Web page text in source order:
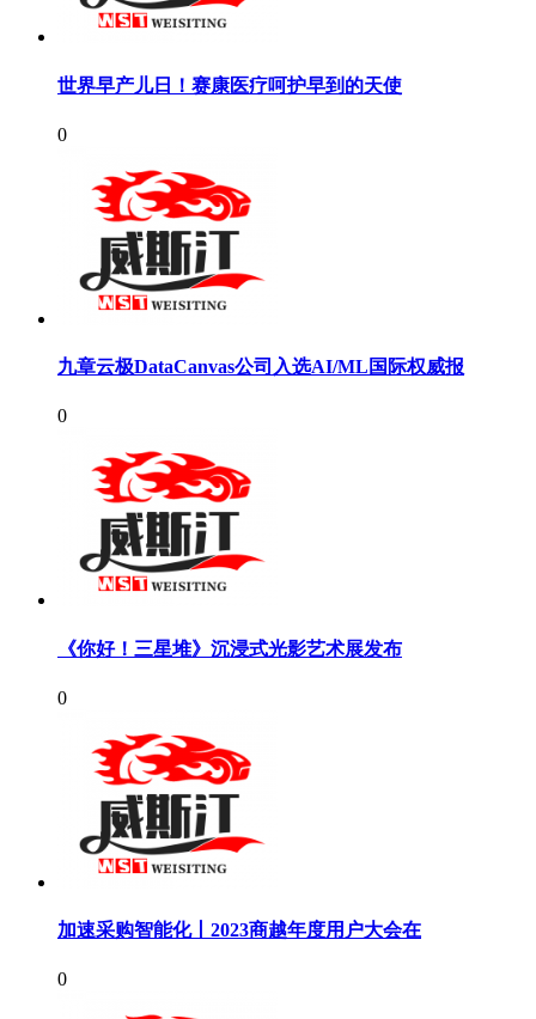
世界早产儿日！赛康医疗呵护早到的天使
0
九章云极DataCanvas公司入选AI/ML国际权威报
0
《你好！三星堆》沉浸式光影艺术展发布
0
加速采购智能化丨2023商越年度用户大会在
0